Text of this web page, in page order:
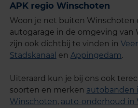
APK regio Winschoten
Woon je net buiten Winschoten
autogarage in de omgeving van
zijn ook dichtbij te vinden in
Stadskanaal en Appingedam.
Uiteraard kun je bij ons ook
soorten en merken autobanden
Winschoten, auto-onderhoud in